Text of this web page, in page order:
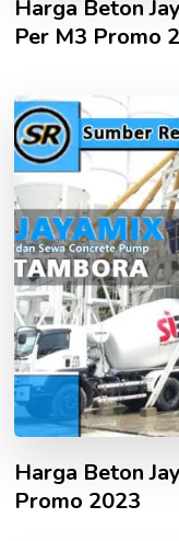
Harga Beton
Per M3 Promo
Harga Beton
Promo 2023